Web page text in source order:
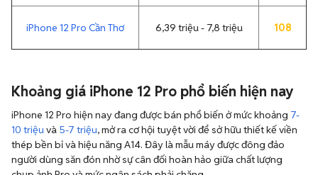
iPhone 12 Pro Cần Thơ 6,39 triệu - 7,8 triệu 108
Khoảng giá iPhone 12 Pro phổ biến hiện nay
iPhone 12 Pro hiện nay đang được bán phổ biến ở mức khoảng 7-
10 triệuvà 5-7 triệu, mở ra cơ hội tuyệt vời để sở hữu thiết kế viền
thép bền bỉ và hiệu năng A14. Đây là mẫu máy được đông đảo
người dùng săn đón nhờ sự cân đối hoàn hảo giữa chất lượng